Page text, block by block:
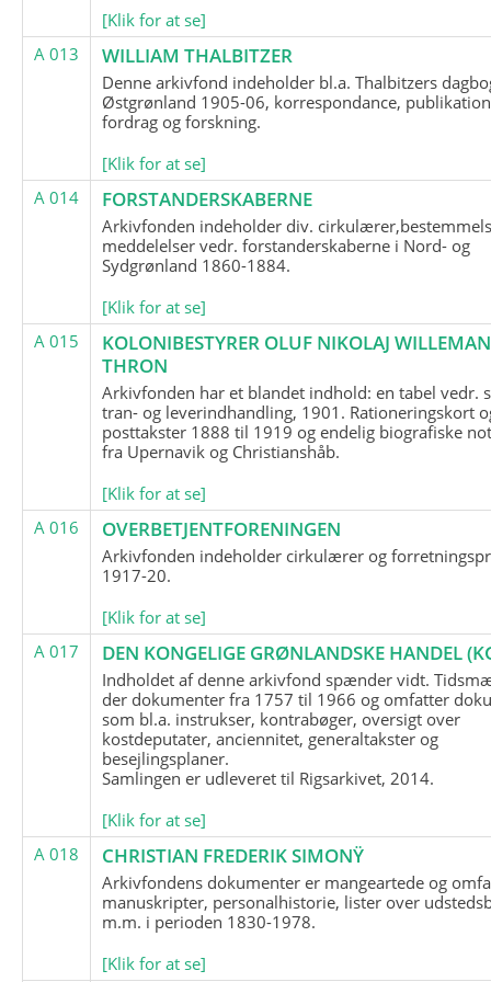
[Klik for at se]
A 013
WILLIAM THALBITZER
Denne arkivfond indeholder bl.a. Thalbitzers
Østgrønland 1905-06, korrespondance,
fordrag og forskning.
[Klik for at se]
A 014
FORSTANDERSKABERNE
Arkivfonden indeholder div.
meddelelser vedr. forstanderskaberne i Nord- og
Sydgrønland 1860-1884.
[Klik for at se]
A 015
KOLONIBESTYRER OLUF NIKOLAJ
THRON
Arkivfonden har et blandet indhold: en tabel vedr.
tran- og leverindhandling, 1901. Rationeringskort
posttakster 1888 til 1919 og endelig biografiske
fra Upernavik og Christianshåb.
[Klik for at se]
A 016
OVERBETJENTFORENINGEN
Arkivfonden indeholder cirkulærer og
1917-20.
[Klik for at se]
A 017
DEN KONGELIGE GRØNLANDSKE HANDEL
Indholdet af denne arkivfond spænder vidt.
der dokumenter fra 1757 til 1966 og omfatter
som bl.a. instrukser, kontrabøger, oversigt over
kostdeputater, anciennitet, generaltakster og
besejlingsplaner.
Samlingen er udleveret til Rigsarkivet, 2014.
[Klik for at se]
A 018
CHRISTIAN FREDERIK SIMONŸ
Arkivfondens dokumenter er mangeartede og
manuskripter, personalhistorie, lister over
m.m. i perioden 1830-1978.
[Klik for at se]